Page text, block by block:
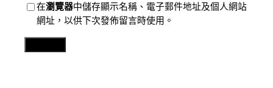
在瀏覽器中儲存顯示名稱、電子郵件地址及個人網站
網址，以供下次發佈留言時使用。